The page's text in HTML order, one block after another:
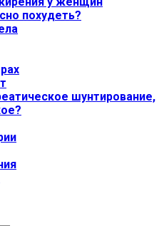
похудеть?
шунтирование,